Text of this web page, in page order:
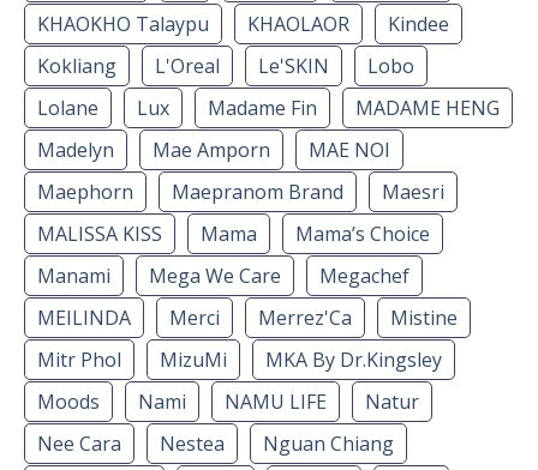
KHAOKHO Talaypu
KHAOLAOR
Kindee
Kokliang
L'Oreal Le'SKIN
Lobo
Lolane
Lux Madame Fin
MADAME HENG
Madelyn
Mae Amporn
MAE NOI
Maephorn
Maepranom Brand
Maesri
MALISSA KISS
Mama
Mama’s Choice
Manami
Mega We Care
Megachef
MEILINDA
Merci Merrez'Ca
Mistine
Mitr Phol
MizuMi
MKA By Dr.Kingsley
Moods
Nami NAMU LIFE
Natur
Nee Cara
Nestea
Nguan Chiang